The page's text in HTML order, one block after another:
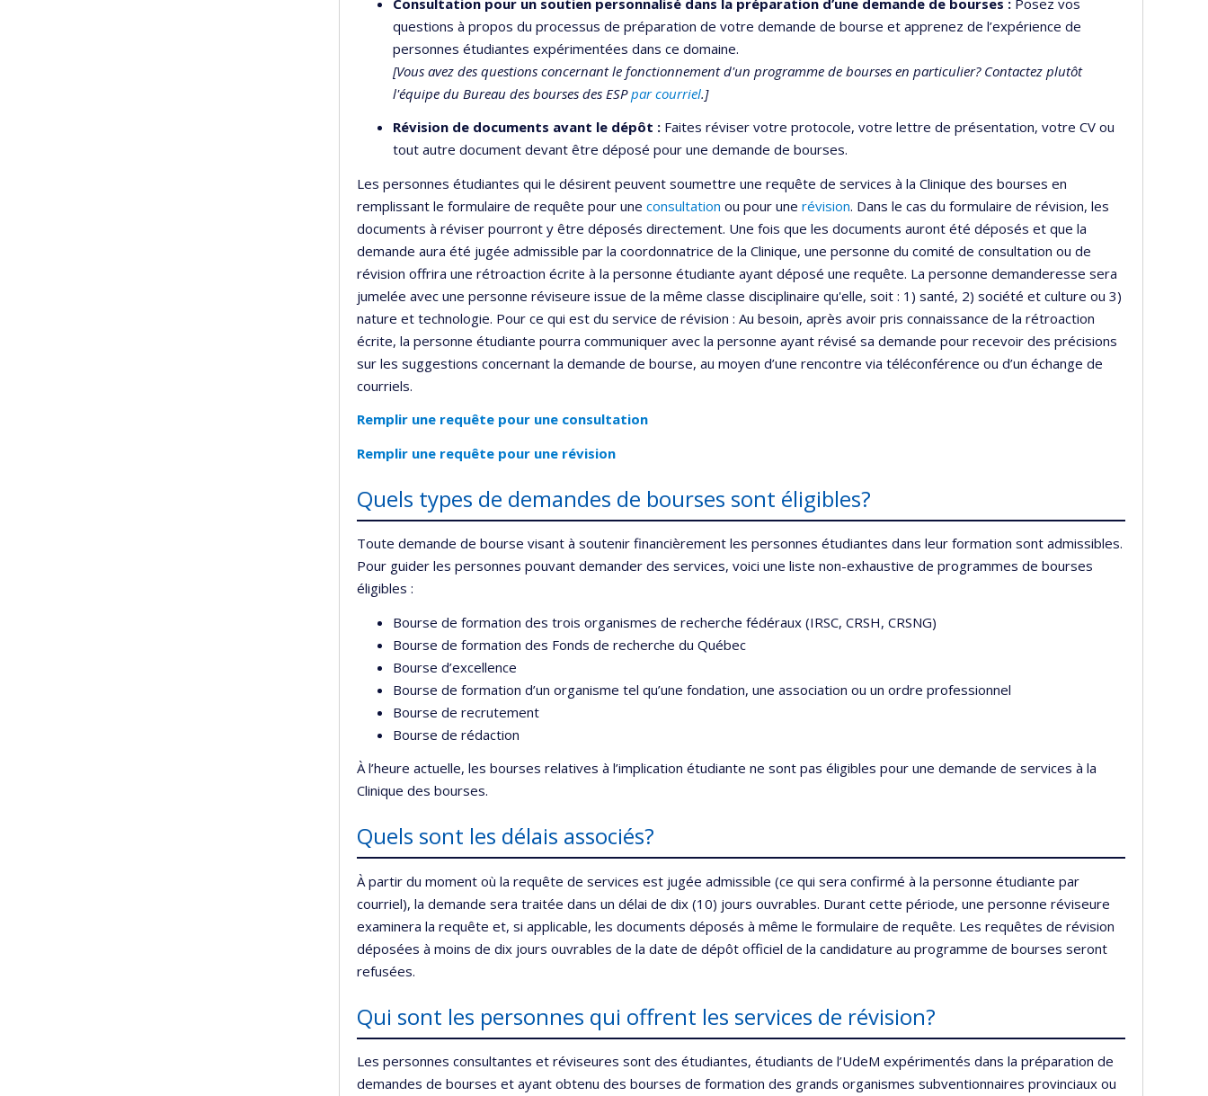
questions à propos du processus de préparation de votre demande de bourse et apprenez de l’expérience de
personnes étudiantes expérimentées dans ce domaine.
[Vous avez des questions concernant le fonctionnement d'un programme de bourses en particulier? Contactez plutôt
l'équipe du Bureau des bourses des ESPpar courriel.]
Révision de documents avant le dépôt : Faites réviser votre protocole, votre lettre de présentation, votre CV ou
tout autre document devant être déposé pour une demande de bourses.
Les personnes étudiantes qui le désirent peuvent soumettre une requête de services à la Clinique des bourses en
remplissant le formulaire de requête pour une consultation ou pour une révision. Dans le cas du formulaire de révision, les
documents à réviser pourront y être déposés directement. Une fois que les documents auront été déposés et que la
demande aura été jugée admissible par la coordonnatrice de la Clinique, une personne du comité de consultation ou de
révision offrira une rétroaction écrite à la personne étudiante ayant déposé une requête. La personne demanderesse sera
jumelée avec une personne réviseure issue de la même classe disciplinaire qu'elle, soit : 1) santé, 2) société et culture ou 3)
nature et technologie. Pour ce qui est du service de révision : Au besoin, après avoir pris connaissance de la rétroaction
écrite, la personne étudiante pourra communiquer avec la personne ayant révisé sa demande pour recevoir des précisions
sur les suggestions concernant la demande de bourse, au moyen d’une rencontre via téléconférence ou d’un échange de
courriels.
Remplir une requête pour une consultation
Remplir une requête pour une révision
Quels types de demandes de bourses sont éligibles?
Toute demande de bourse visant à soutenir financièrement les personnes étudiantes dans leur formation sont admissibles.
Pour guider les personnes pouvant demander des services, voici une liste non-exhaustive de programmes de bourses
éligibles :
Bourse de formation des trois organismes de recherche fédéraux (IRSC, CRSH, CRSNG)
Bourse de formation des Fonds de recherche du Québec
Bourse d’excellence
Bourse de formation d’un organisme tel qu’une fondation, une association ou un ordre professionnel
Bourse de recrutement
Bourse de rédaction
À l’heure actuelle, les bourses relatives à l’implication étudiante ne sont pas éligibles pour une demande de services à la
Clinique des bourses.
Quels sont les délais associés?
À partir du moment où la requête de services est jugée admissible (ce qui sera confirmé à la personne étudiante par
courriel), la demande sera traitée dans un délai de dix (10) jours ouvrables. Durant cette période, une personne réviseure
examinera la requête et, si applicable, les documents déposés à même le formulaire de requête. Les requêtes de révision
déposées à moins de dix jours ouvrables de la date de dépôt officiel de la candidature au programme de bourses seront
refusées.
Qui sont les personnes qui offrent les services de révision?
Les personnes consultantes et réviseures sont des étudiantes, étudiants de l’UdeM expérimentés dans la préparation de
demandes de bourses et ayant obtenu des bourses de formation des grands organismes subventionnaires provinciaux ou